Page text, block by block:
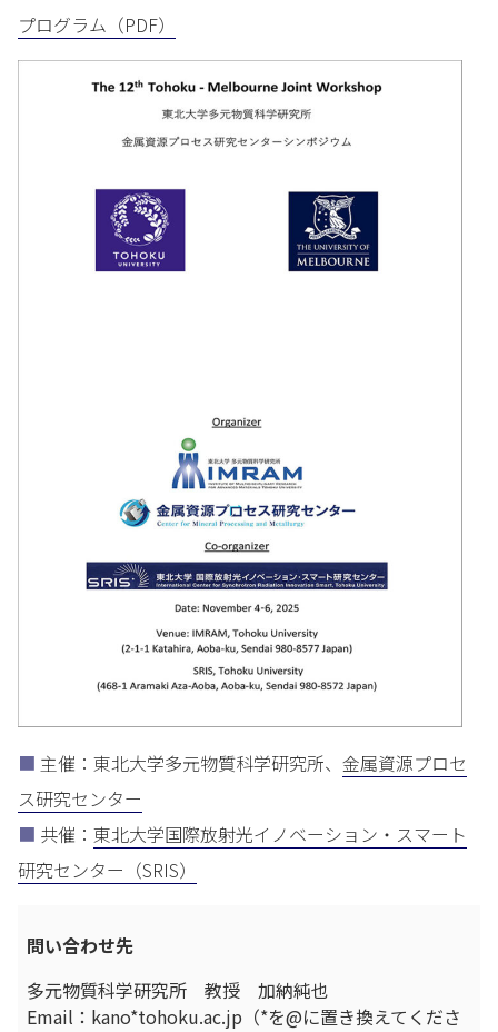
プログラム（PDF）
■ 主催：東北大学多元物質科学研究所、 金属資源プロセ
ス研究センター
■ 共催： 東北大学国際放射光イノベーション・ スマート
研究センター（SRIS）
問い合わせ先
多元物質科学研究所 教授 加納純也
Email：kano*tohoku.ac.jp（*を@に置き換えてくださ